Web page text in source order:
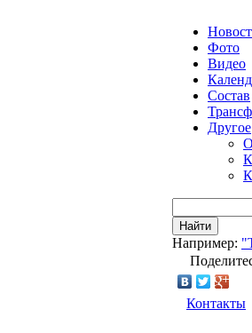
Фото
Видео
Состав
Другое
Найти
Например:
Контакты